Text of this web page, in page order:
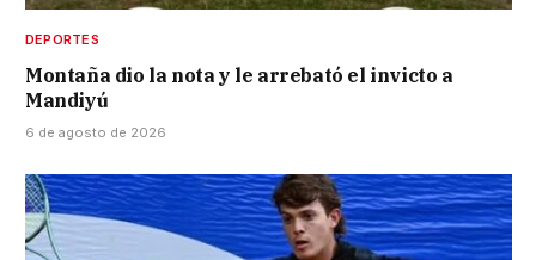
DEPORTES
Montaña dio la nota y le arrebató el invicto a
Mandiyú
6 de agosto de 2026